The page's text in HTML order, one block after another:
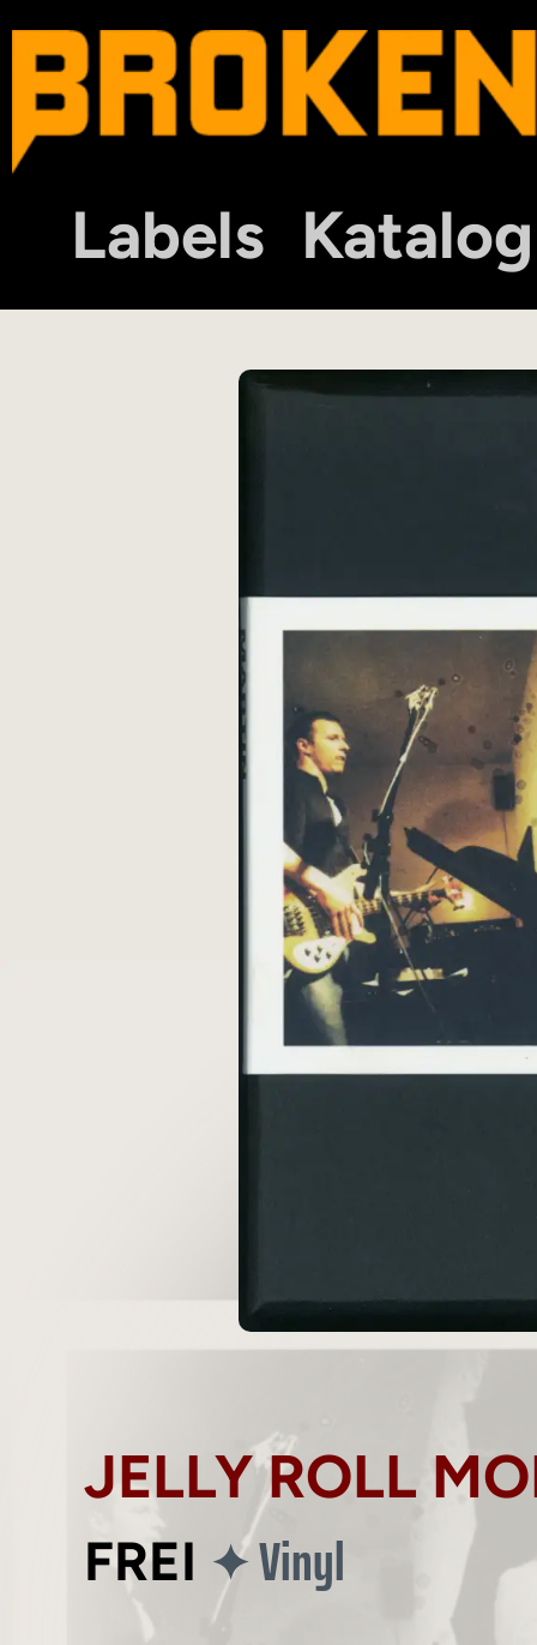
Labels Katalog
JELLY ROLL
FREI ✦Vinyl